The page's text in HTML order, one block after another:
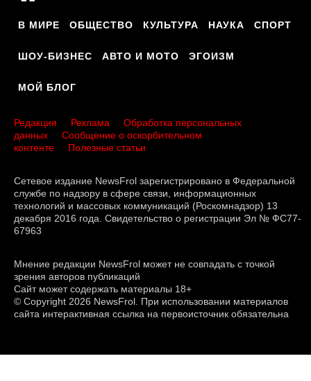
В МИРЕ ОБЩЕСТВО КУЛЬТУРА НАУКА СПОРТ
ШОУ-БИЗНЕС АВТО И МОТО ЭГОИЗМ
МОЙ БЛОГ
Редакция Реклама
Обработка персональных
данных
Сообщение о оскорбительном
контенте
Полезные статьи
Сетевое издание NewsFrol зарегистрировано в Федеральной
службе по надзору в сфере связи, информационных
технологий и массовых коммуникаций (Роскомнадзор) 13
декабря 2016 года. Свидетельство о регистрации Эл № ФС77-
67963
Мнение редакции NewsFrol может не совпадать с точкой
зрения авторов публикаций
Сайт может содержать материалы 18+
© Copyright 2026 NewsFrol. При использовании материалов
сайта интерактивная ссылка на первоисточник обязательна